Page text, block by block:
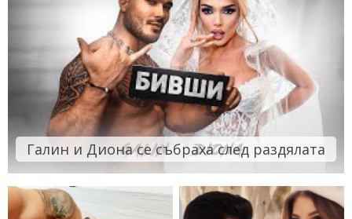
Галин и Диона се събраха след раздялата